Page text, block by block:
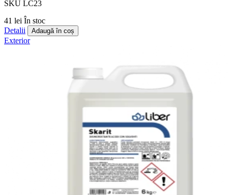
SKU LC23
41 lei În stoc
Detalii
Adaugă în coș
Exterior